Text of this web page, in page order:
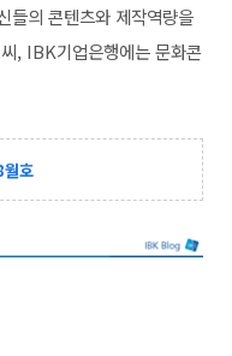
들의 콘텐츠와 제작역량을
, IBK기업은행에는 문화콘
호